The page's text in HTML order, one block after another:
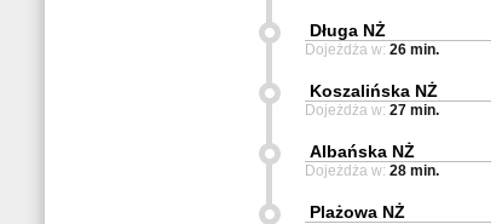
Długa NŻ
Dojeżdża w: 26 min.
Koszalińska NŻ
Dojeżdża w: 27 min.
Albańska NŻ
Dojeżdża w: 28 min.
Plażowa NŻ